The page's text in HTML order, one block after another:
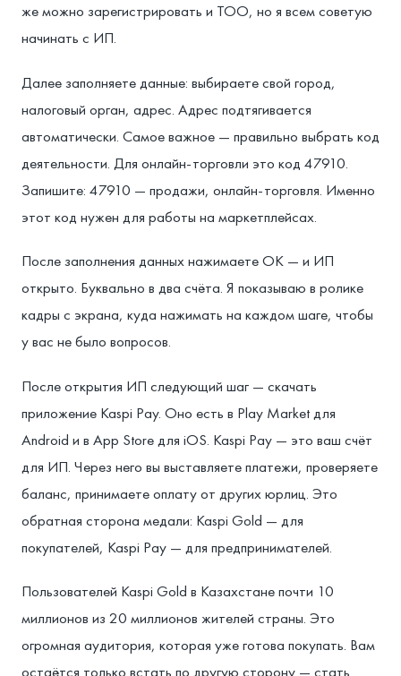
же можно зарегистрировать и ТОО, но я всем советую
начинать с ИП.
Далее заполняете данные: выбираете свой город,
налоговый орган, адрес. Адрес подтягивается
автоматически. Самое важное — правильно выбрать код
деятельности. Для онлайн-торговли это код 47910.
Запишите: 47910 — продажи, онлайн-торговля. Именно
этот код нужен для работы на маркетплейсах.
После заполнения данных нажимаете ОК — и ИП
открыто. Буквально в два счёта. Я показываю в ролике
кадры с экрана, куда нажимать на каждом шаге, чтобы
у вас не было вопросов.
После открытия ИП следующий шаг — скачать
приложение Kaspi Pay. Оно есть в Play Market для
Android и в App Store для iOS. Kaspi Pay — это ваш счёт
для ИП. Через него вы выставляете платежи, проверяете
баланс, принимаете оплату от других юрлиц. Это
обратная сторона медали: Kaspi Gold — для
покупателей, Kaspi Pay — для предпринимателей.
Пользователей Kaspi Gold в Казахстане почти 10
миллионов из 20 миллионов жителей страны. Это
огромная аудитория, которая уже готова покупать. Вам
остаётся только встать по другую сторону — стать